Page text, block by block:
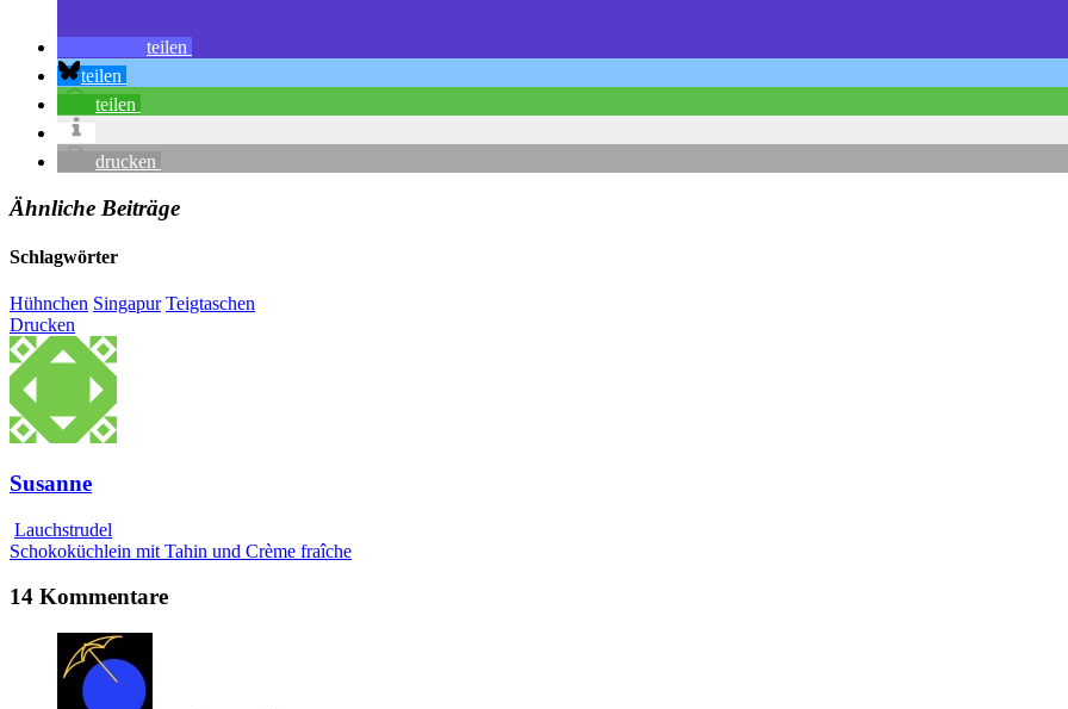
teilen
teilen
teilen
drucken
Ähnliche Beiträge
Schlagwörter
Hühnchen Singapur Teigtaschen
Drucken
Susanne
Lauchstrudel
Schokoküchlein mit Tahin und Crème fraîche
14 Kommentare